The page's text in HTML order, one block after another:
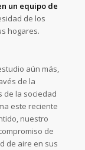
un equipo de
de los
hogares.
aún más,
de la
de la sociedad
este reciente
nuestro
de
de aire en sus